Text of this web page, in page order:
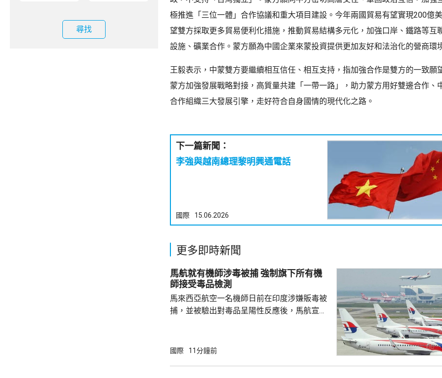
尋找
極推進「三位一體」合作協議和重大項目建設。今年兩國貿易有望實現200億
望雙方採取更多貿易便利化措施，推動貿易結構多元化，加強口岸、鐵路等互
設施、礦業合作。蒙方願為中國企業來蒙投資提供更加友好和法治化的營商環
王毅表示，中蒙雙方要繼續相互信任、相互支持，指加強合作是雙方的一致願
蒙方加強發展戰略對接，高質量共建「一帶一路」，助力蒙方用好雙邊合作、
合作組織三大發展引擎，走好符合自身國情的現代化之路。
下一篇新聞：
李強與越南總理黎明興通電話
國際 15.06.2026
更多即時新聞
馬航就有機師涉毒被捕 強制旗下所有機
師接受毒品檢測
馬來西亞航空一名機師日前在印度涉嫌販毒被
捕，並被驗出對毒品呈陽性反應後，馬航宣布
篩檢，將不得執行飛行任務，機艙服務員亦都
國際 11分鐘前